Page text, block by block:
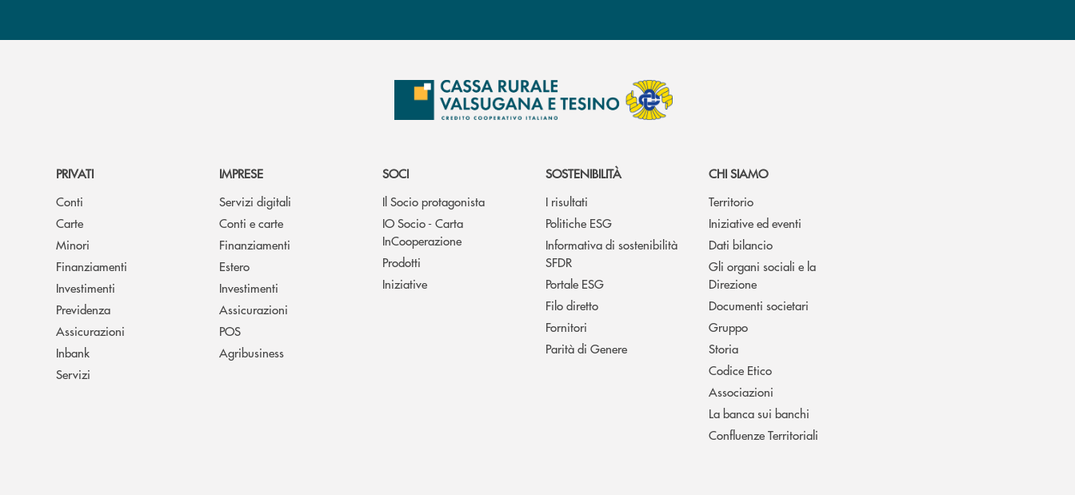
PRIVATI
Conti
Carte
Minori
Finanziamenti
Investimenti
Previdenza
Assicurazioni
Inbank
Servizi
IMPRESE
Servizi digitali
Conti e carte
Finanziamenti
Estero
Investimenti
Assicurazioni
POS
Agribusiness
SOCI
Il Socio protagonista
IO Socio - Carta
InCooperazione
Prodotti
Iniziative
SOSTENIBILITÀ
I risultati
Politiche ESG
Informativa di sostenibilità
SFDR
Portale ESG
Filo diretto
Fornitori
Parità di Genere
CHI SIAMO
Territorio
Iniziative ed eventi
Dati bilancio
Gli organi sociali e la
Direzione
Documenti societari
Gruppo
Storia
Codice Etico
Associazioni
La banca sui banchi
Confluenze Territoriali